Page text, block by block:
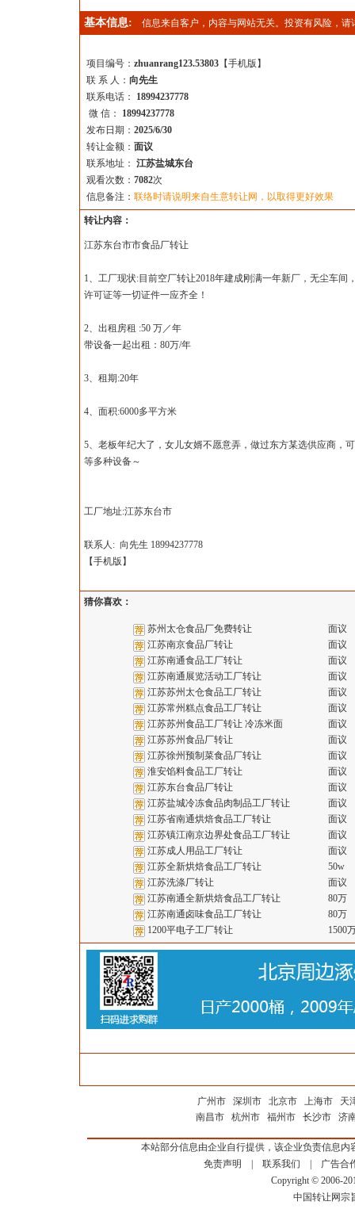
基本信息: 信息来自客户，内容与网站无关。投资有风险，请
项目编号： zhuanrang123.53803 【手机版 】
联 系 人： 向先生
联系电话：
18994237778
微 信：
18994237778
发布日期： 2025/6/30
转让金额： 面议
联系地址： 江苏盐城东台
观看次数： 7082次
信息备注： 联络时请说明来自生意转让网，以取得更好效果
转让内容：
江苏东台市市食品厂转让
1、工厂现状:目前空厂转让2018年建成刚满一年新厂，无尘车
许可证等一切证件一应齐全！
2、出租房租 :50 万／年
带设备一起出租：80万/年
3、租期:20年
4、面积:6000多平方米
5、老板年纪大了，女儿女婿不愿意弄，做过东方某选供应商，
等多种设备～
工厂地址:江苏东台市
联系人: 向先生 18994237778
【手机版 】
猜你喜欢：
苏州太仓食品厂免费转让
面议
江苏南京食品厂转让
面议
江苏南通食品工厂转让
面议
江苏南通展览活动工厂转让
面议
江苏苏州太仓食品工厂转让
面议
江苏常州糕点食品工厂转让
面议
江苏苏州食品工厂转让 冷冻米面
面议
江苏苏州食品厂转让
面议
江苏徐州预制菜食品厂转让
面议
淮安馅料食品工厂转让
面议
江苏东台食品厂转让
面议
江苏盐城冷冻食品肉制品工厂转让
面议
江苏省南通烘焙食品工厂转让
面议
江苏镇江南京边界处食品工厂转让
面议
江苏成人用品工厂转让
面议
江苏全新烘焙食品工厂转让
50w
江苏洗涤厂转让
面议
江苏南通全新烘焙食品工厂转让
80万
江苏南通卤味食品工厂转让
80万
1200平电子工厂转让
1500
广州市 深圳市 北京市 上海市
天
南昌市
杭州市 福州市 长沙市 济
本站部分信息由企业自行提供，该企业负责信息
免责声明
联系我们
广告合
Copyright © 2006-
中国转让网宗